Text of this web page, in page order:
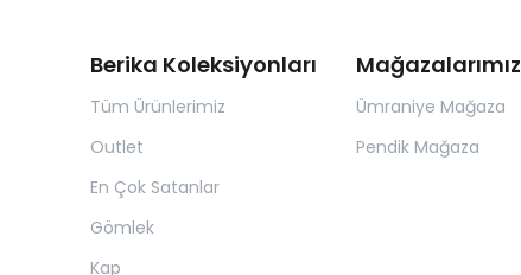
Berika Koleksiyonları
Tüm Ürünlerimiz
Outlet
En Çok Satanlar
Gömlek
Kap
Mağazalarımız
Ümraniye Mağaza
Pendik Mağaza